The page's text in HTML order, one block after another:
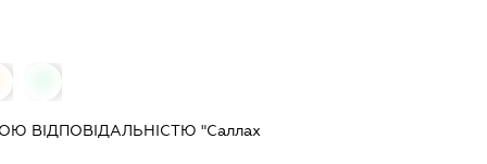
ВІДПОВІДАЛЬНІСТЮ "Саллах